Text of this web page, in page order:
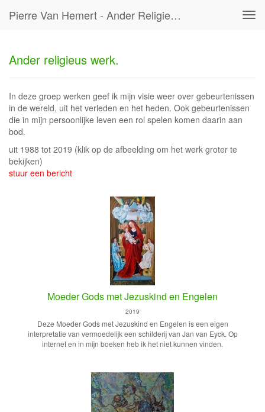
Pierre Van Hemert - Ander Religieus Werk.
Ander religieus werk.
In deze groep werken geef ik mijn visie weer over gebeurtenissen
in de wereld, uit het verleden en het heden. Ook gebeurtenissen
die in mijn persoonlijke leven een rol spelen komen daarin aan
bod.
uit 1988 tot 2019 (klik op de afbeelding om het werk groter te
bekijken)
stuur een bericht
Moeder Gods met Jezuskind en Engelen
2019
Deze Moeder Gods met Jezuskind en Engelen is een eigen
interpretatie van vermoedelijk een schilderij van Jan van Eyck. Op
internet en in mijn boeken heb ik het niet kunnen vinden.